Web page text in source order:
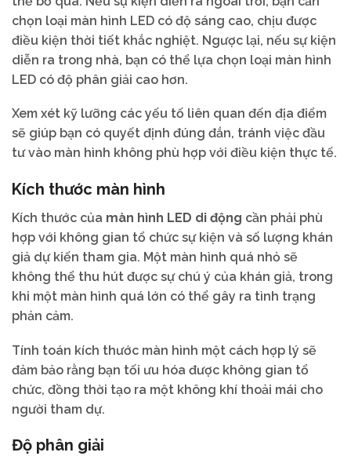
chọn loại màn hình LED có độ sáng cao, chịu được
điều kiện thời tiết khắc nghiệt. Ngược lại, nếu sự kiện
diễn ra trong nhà, bạn có thể lựa chọn loại màn hình
LED có độ phân giải cao hơn.
Xem xét kỹ lưỡng các yếu tố liên quan đến địa điểm
sẽ giúp bạn có quyết định đúng đắn, tránh việc đầu
tư vào màn hình không phù hợp với điều kiện thực tế.
Kích thước màn hình
Kích thước của màn hình LED di động cần phải phù
hợp với không gian tổ chức sự kiện và số lượng khán
giả dự kiến tham gia. Một màn hình quá nhỏ sẽ
không thể thu hút được sự chú ý của khán giả, trong
khi một màn hình quá lớn có thể gây ra tình trạng
phản cảm.
Tính toán kích thước màn hình một cách hợp lý sẽ
đảm bảo rằng bạn tối ưu hóa được không gian tổ
chức, đồng thời tạo ra một không khí thoải mái cho
người tham dự.
Độ phân giải